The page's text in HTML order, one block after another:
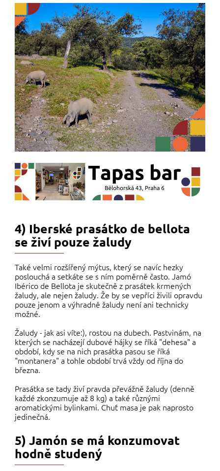
4) Iberské prasátko de bellota
se živí pouze žaludy
Také velmi rozšířený mýtus, který se navíc hezky
poslouchá a setkáte se s ním poměrně často. Jamó
Ibérico de Bellota je skutečně z prasátek krmených
žaludy, ale nejen žaludy. Že by se vepříci živili opravdu
pouze jenom a výhradně žaludy není ani technicky
možné.
Žaludy - jak asi víte:), rostou na dubech. Pastvinám, na
kterých se nacházejí dubové hájky se říká "dehesa" a
období, kdy se na nich prasátka pasou se říká
"montanera" a tohle období trvá vždy od října do
března.
Prasátka se tady živí pravda převážně žaludy (denně
každé zkonzumuje až 8 kg) a také různými
aromatickými bylinkami. Chuť masa je pak naprosto
jedinečná.
5) Jamón se má konzumovat
hodně studený